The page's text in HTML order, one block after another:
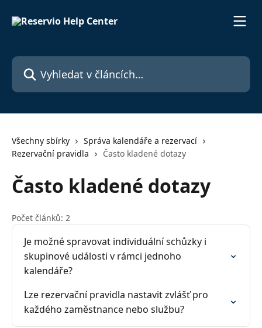
Vyhledat v článcích…
Všechny sbírky
Správa kalendáře a rezervací
Rezervační pravidla
Často kladené dotazy
Často kladené dotazy
Počet článků: 2
Je možné spravovat individuální schůzky i
skupinové události v rámci jednoho
kalendáře?
Lze rezervační pravidla nastavit zvlášť pro
každého zaměstnance nebo službu?